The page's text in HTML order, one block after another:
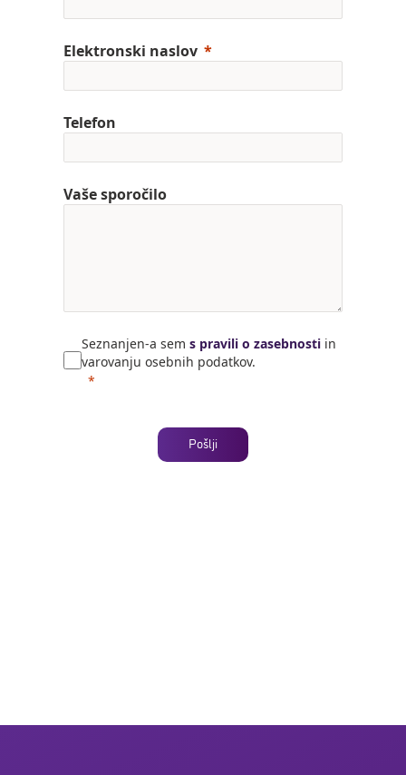
Elektronski naslov
Telefon
Vaše sporočilo
Seznanjen-a sem s pravili o zasebnosti in
varovanju osebnih podatkov.
Pošlji